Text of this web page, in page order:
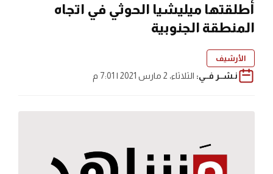
أطلقتها ميليشيا الحوثي في اتجاه
المنطقة الجنوبية
الأرشيف
نـشــر فــي: الثلاثاء، 2 مارس 2021 | 7:01 م